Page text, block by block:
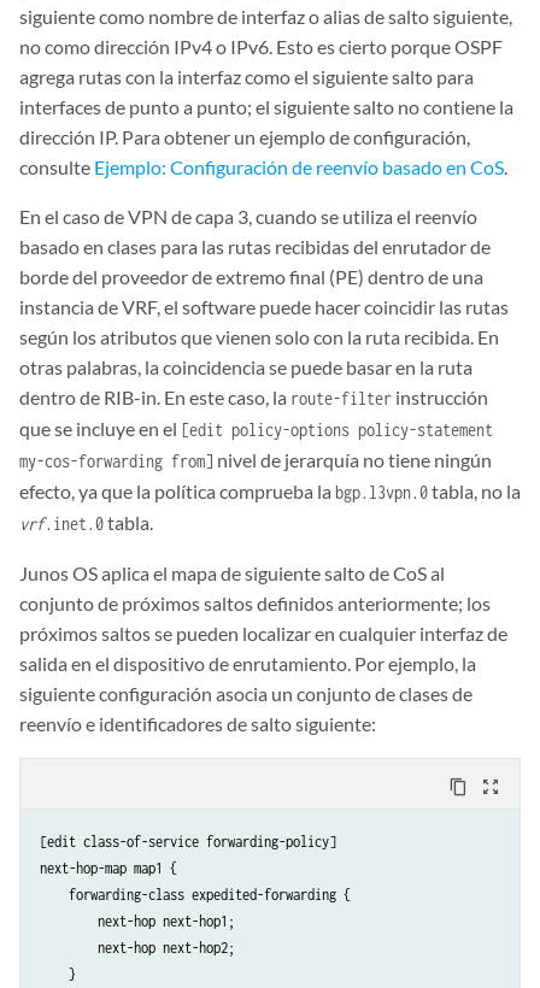
siguiente como nombre de interfaz o alias de salto siguiente,
no como dirección IPv4 o IPv6. Esto es cierto porque OSPF
agrega rutas con la interfaz como el siguiente salto para
interfaces de punto a punto; el siguiente salto no contiene la
dirección IP. Para obtener un ejemplo de configuración,
consulte Ejemplo: Configuración de reenvío basado en CoS.
En el caso de VPN de capa 3, cuando se utiliza el reenvío
basado en clases para las rutas recibidas del enrutador de
borde del proveedor de extremo final (PE) dentro de una
instancia de VRF, el software puede hacer coincidir las rutas
según los atributos que vienen solo con la ruta recibida. En
otras palabras, la coincidencia se puede basar en la ruta
dentro de RIB-in. En este caso, la route-filter instrucción
que se incluye en el [edit policy-options policy-statement
my-cos-forwarding from] nivel de jerarquía no tiene ningún
efecto, ya que la política comprueba la bgp.l3vpn.0tabla, no la
vrf.inet.0tabla.
Junos OS aplica el mapa de siguiente salto de CoS al
conjunto de próximos saltos definidos anteriormente; los
próximos saltos se pueden localizar en cualquier interfaz de
salida en el dispositivo de enrutamiento. Por ejemplo, la
siguiente configuración asocia un conjunto de clases de
reenvío e identificadores de salto siguiente:
content_copy zoom_out_map
[edit class-of-service forwarding-policy]
next-hop-map map1 {
    forwarding-class expedited-forwarding {
        next-hop next-hop1;
        next-hop next-hop2;
    }